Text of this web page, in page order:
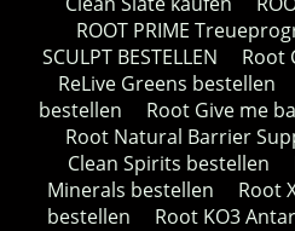
ROOT PRIME
SCULPT BESTELLEN
Root
ReLive Greens bestellen
bestellen
Root Give me
Root Natural Barrier
Clean Spirits bestellen
Minerals bestellen
Root
bestellen
Root KO3